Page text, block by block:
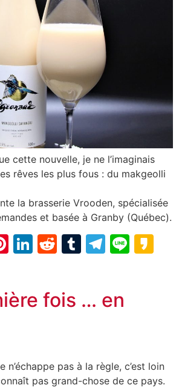
cette nouvelle, je ne l’imaginais
rêves les plus fous : du makgeolli
la brasserie Vrooden, spécialisée
et basée à Granby (Québec).
Pinterest
LinkedIn
Reddit
TumblrLine
fois … en
n’échappe pas à la règle, c’est loin
pas grand-chose de ce pays.